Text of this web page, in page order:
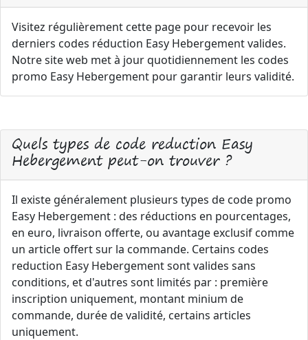
Visitez régulièrement cette page pour recevoir les
derniers codes réduction Easy Hebergement valides.
Notre site web met à jour quotidiennement les codes
promo Easy Hebergement pour garantir leurs validité.
Quels types de code reduction Easy
Hebergement peut-on trouver ?
Il existe généralement plusieurs types de code promo
Easy Hebergement : des réductions en pourcentages,
en euro, livraison offerte, ou avantage exclusif comme
un article offert sur la commande. Certains codes
reduction Easy Hebergement sont valides sans
conditions, et d'autres sont limités par : première
inscription uniquement, montant minium de
commande, durée de validité, certains articles
uniquement.